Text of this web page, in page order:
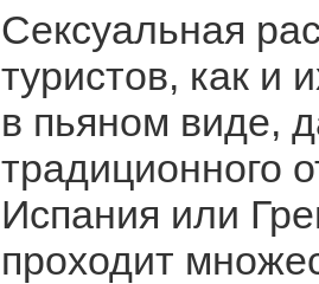
Сексуальная
туристов, как и
в пьяном виде,
традиционного
Испания или
проходит